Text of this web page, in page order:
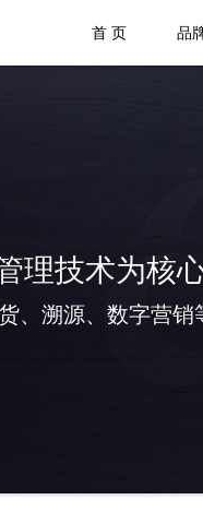
首 页
品
理技术为核
、溯源、数字营